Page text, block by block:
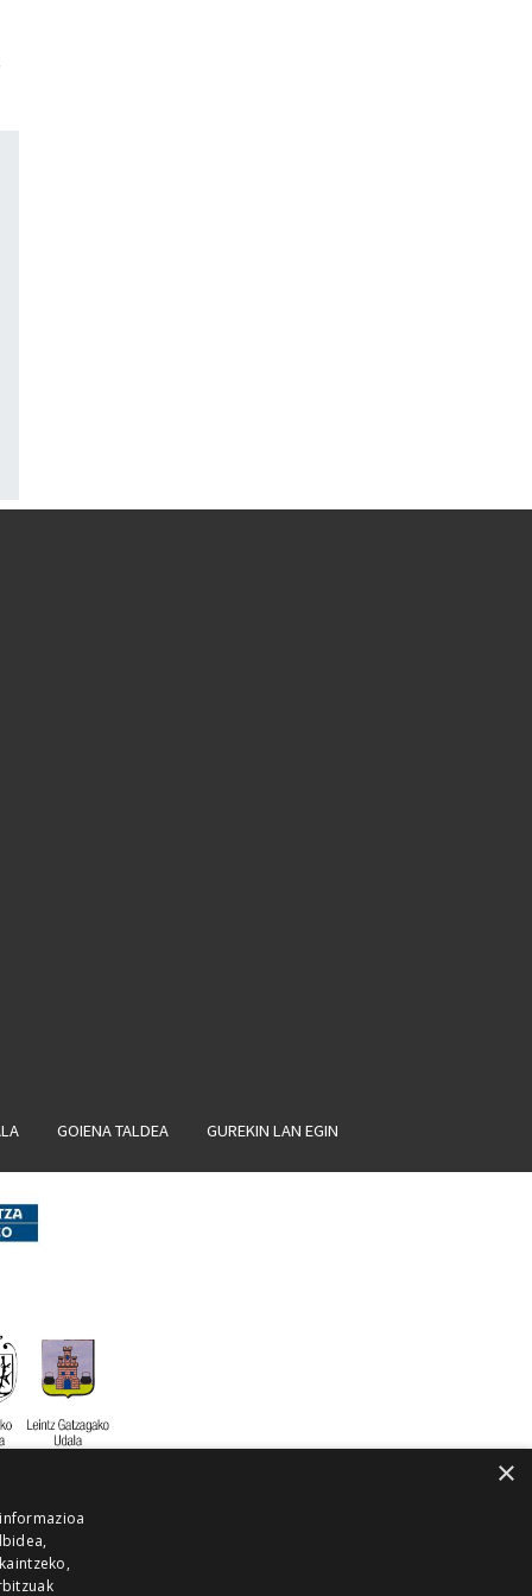
GOIENA TALDEA GUREKIN LAN EGIN
×